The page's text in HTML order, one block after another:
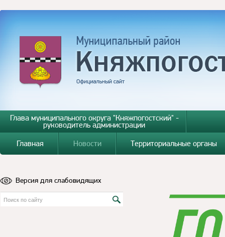
Глава муниципального округа "Княжпогостский" -
руководитель администрации
Главная
Новости Территориальные органы
Версия для слабовидящих